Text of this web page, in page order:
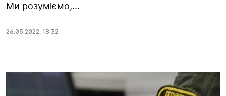
Ми розуміємо,...
26.05.2022, 18:32